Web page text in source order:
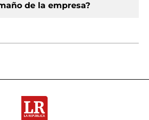
de la empresa?